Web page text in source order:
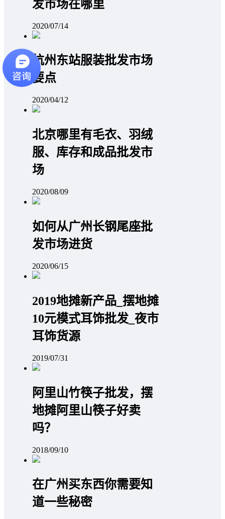
发市场在哪里
2020/07/14
杭州东站服装批发市场
要点
2020/04/12
北京哪里有毛衣、羽绒
服、库存和成品批发市
场
2020/08/09
如何从广州长钢尾座批
发市场进货
2020/06/15
2019地摊新产品_摆地摊
10元模式耳饰批发_夜市
耳饰货源
2019/07/31
阿里山竹筷子批发，摆
地摊阿里山筷子好卖
吗？
2018/09/10
在广州买东西你需要知
道一些秘密